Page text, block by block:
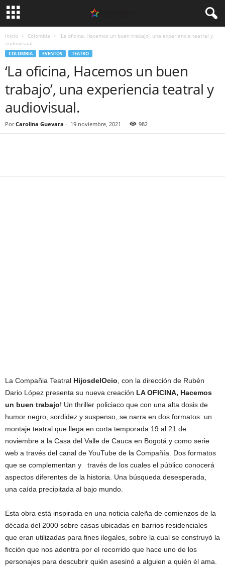
Inicio Colombia
‘La oficina, Hacemos un buen trabajo’, una experiencia teatral y
audiovisual.
COLOMBIA EVENTOS TEATRO
‘La oficina, Hacemos un buen
trabajo’, una experiencia teatral y
audiovisual.
Por Carolina Guevara - 19 noviembre, 2021 982
La Compañia Teatral HijosdelOcio , con la dirección de Rubén
Dario López presenta su nueva creación LA OFICINA, Hacemos
un buen trabajo! Un thriller policiaco que con una alta dosis de
humor negro, sordidez y suspenso, se narra en dos formatos: un
montaje teatral que llega en corta temporada 19 al 21 de
noviembre a la Casa del Valle de Cauca en Bogotá y como serie
web a través del canal de YouTube de la Compañía. Dos formatos
que se complementan y través de los cuales el público conocerá
aspectos diferentes de la historia. Una búsqueda desesperada,
una caída precipitada al bajo mundo.
Esta obra está inspirada en una noticia caleña de comienzos de la
década del 2000 sobre casas ubicadas en barrios residenciales
que eran utilizadas para fines ilegales, sobre la cual se construyó la
ficción que nos adentra por el recorrido que hace uno de los
personajes para descubrir quién asesinó a alguien a quién él ama.